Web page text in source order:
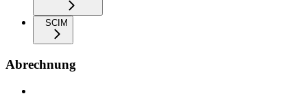
SCIM
Abrechnung